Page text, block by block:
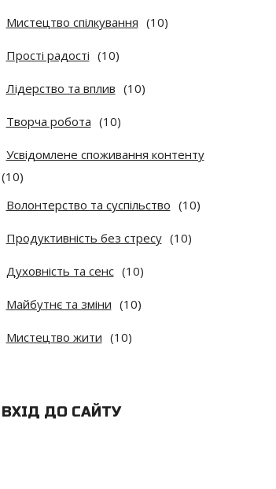
Мистецтво спілкування (10)
Прості радості (10)
Лідерство та вплив (10)
Творча робота (10)
Усвідомлене споживання контенту
(10)
Волонтерство та суспільство (10)
Продуктивність без стресу (10)
Духовність та сенс (10)
Майбутнє та зміни (10)
Мистецтво жити (10)
ВХІД ДО САЙТУ